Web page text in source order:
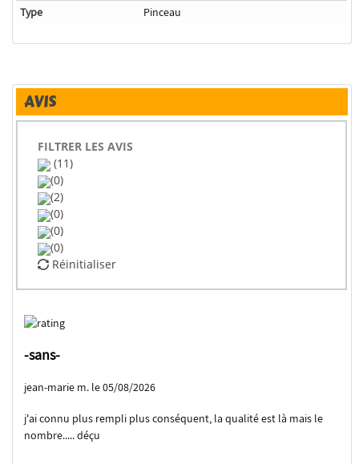
Type Pinceau
AVIS
FILTRER LES AVIS
(11)
(0)
(2)
(0)
(0)
(0)
Réinitialiser
-sans-
jean-marie m. le 05/08/2026
j'ai connu plus rempli plus conséquent, la qualité est là mais le
nombre..... déçu